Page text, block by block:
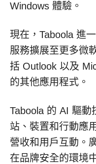
Windows 體驗。
現在，Taboola 進
服務擴展至更多微
括 Outlook 以及
的其他應用程式。
Taboola 的 AI 驅動
站、裝置和行動應
營收和用戶互動。
在品牌安全的環境